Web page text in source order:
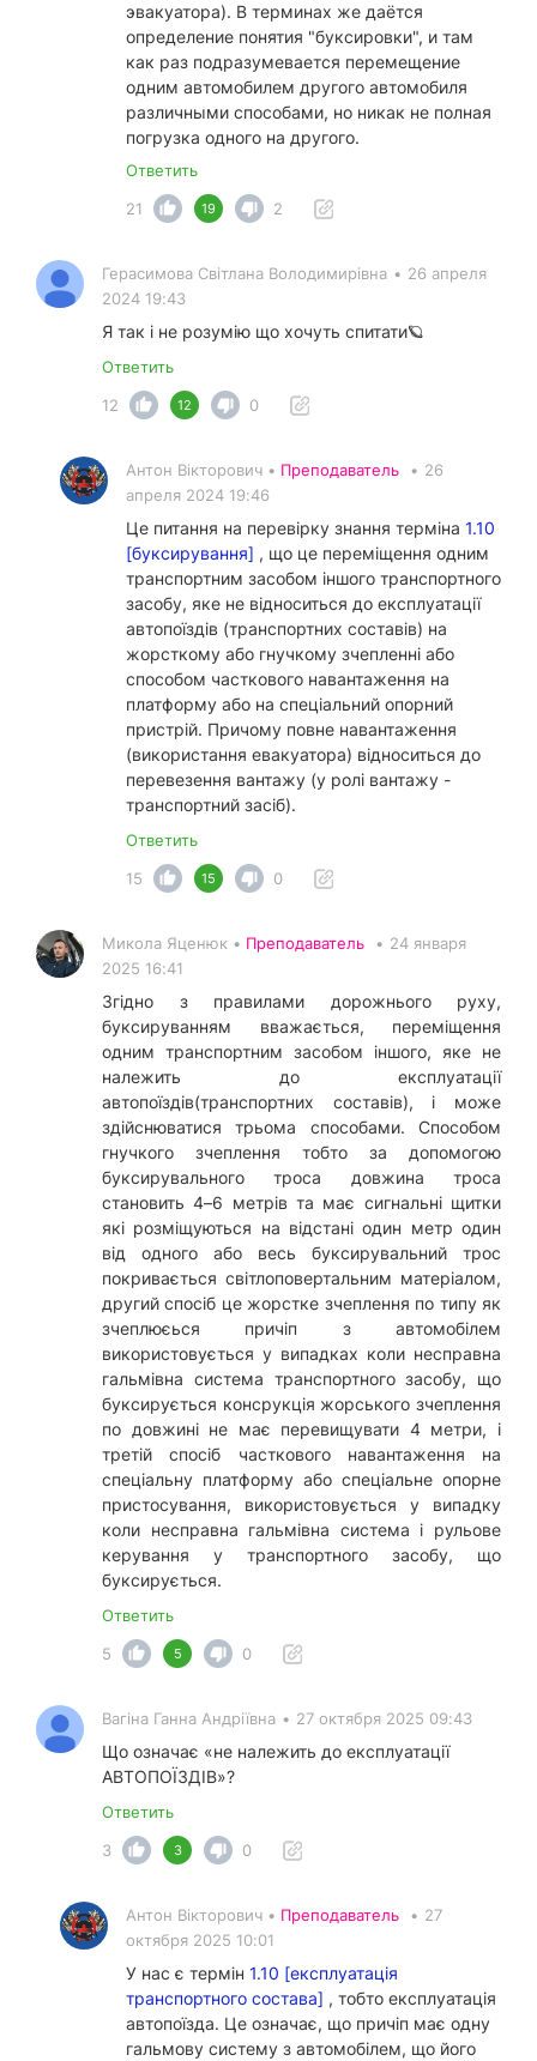
эвакуатора). В терминах же даётся
определение понятия "буксировки", и там
как раз подразумевается перемещение
одним автомобилем другого автомобиля
различными способами, но никак не полная
погрузка одного на другого.
Ответить
21
19 2
Герасимова Світлана Володимирівна • 26 апреля
2024 19:43
Я так і не розумію що хочуть спитати🪐
Ответить
12
12 0
Антон Вікторович • Преподаватель • 26
апреля 2024 19:46
Це питання на перевірку знання терміна 1.10
[буксирування] , що це переміщення одним
транспортним засобом іншого транспортного
засобу, яке не відноситься до експлуатації
автопоїздів (транспортних составів) на
жорсткому або гнучкому зчепленні або
способом часткового навантаження на
платформу або на спеціальний опорний
пристрій. Причому повне навантаження
(використання евакуатора) відноситься до
перевезення вантажу (у ролі вантажу -
транспортний засіб).
Ответить
15
15 0
Микола Яценюк • Преподаватель • 24 января
2025 16:41
Згідно з правилами дорожнього руху,
буксируванням вважається, переміщення
одним транспортним засобом іншого, яке не
належить до експлуатації
автопоїздів(транспортних составів), і може
здійснюватися трьома способами. Способом
гнучкого зчеплення тобто за допомогою
буксирувального троса довжина троса
становить 4–6 метрів та має сигнальні щитки
які розміщуються на відстані один метр один
від одного або весь буксирувальний трос
покривається світлоповертальним матеріалом,
другий спосіб це жорстке зчеплення по типу як
зчеплюєься причіп з автомобілем
використовується у випадках коли несправна
гальмівна система транспортного засобу, що
буксирується консрукція жорського зчеплення
по довжині не має перевищувати 4 метри, і
третій спосіб часткового навантаження на
спеціальну платформу або спеціальне опорне
пристосування, використовується у випадку
коли несправна гальмівна система і рульове
керування у транспортного засобу, що
буксирується.
Ответить
5
5 0
Вагіна Ганна Андріївна • 27 октября 2025 09:43
Що означає «не належить до експлуатації
АВТОПОЇЗДІВ»?
Ответить
3
3 0
Антон Вікторович • Преподаватель • 27
октября 2025 10:01
У нас є термін 1.10 [експлуатація
транспортного состава] , тобто експлуатація
автопоїзда. Це означає, що причіп має одну
гальмову систему з автомобілем, що його